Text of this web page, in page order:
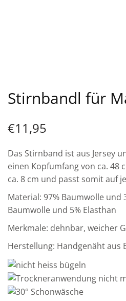
Stirnbandl für
€11,95
Das Stirnband ist aus Jersey
einen Kopfumfang von ca. 48
ca. 8 cm und passt somit auf
Material: 97% Baumwolle und
Baumwolle und 5% Elasthan
Merkmale: dehnbar, weicher
Herstellung: Handgenäht aus